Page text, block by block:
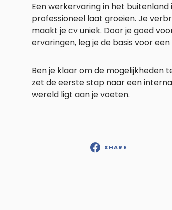
Een werkervaring in het
professioneel laat groeien. Je
maakt je cv uniek. Door je goed
ervaringen, leg je de basis voor
Ben je klaar om de mogelijkheden
zet de eerste stap naar een
wereld ligt aan je voeten.
SHARE